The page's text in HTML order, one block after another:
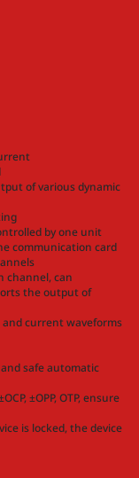
of various dynamic
by one unit
communication card
channel, can
the output of
and current waveforms
safe automatic
±OPP, OTP, ensure
is locked, the device